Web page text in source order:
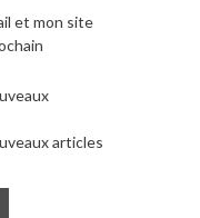
et mon site
articles